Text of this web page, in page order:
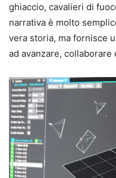
ghiaccio, cavalieri di
narrativa è molto
vera storia, ma fornisce
ad avanzare, collaborare